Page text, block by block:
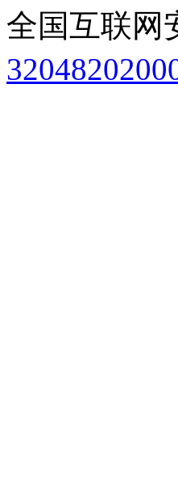
全国互联网